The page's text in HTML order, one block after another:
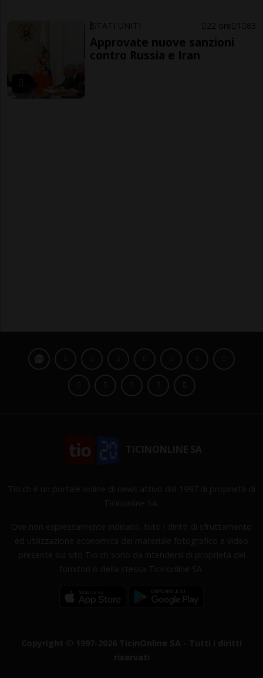
STATI UNITI 22 ore 1 83
Approvate nuove sanzioni
contro Russia e Iran